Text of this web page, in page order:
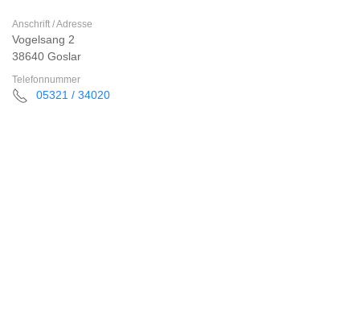
Anschrift / Adresse
Vogelsang 2
38640 Goslar
Telefonnummer
05321 / 34020